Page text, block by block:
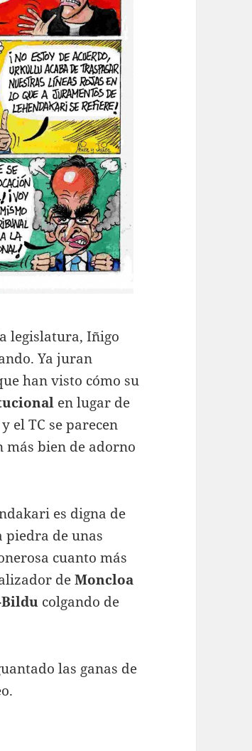
legislatura, Iñigo
Ya juran
han visto cómo su
en lugar de
el TC se parecen
más bien de adorno
es digna de
piedra de unas
cuanto más
deMoncloa
Bildu colgando de
las ganas de